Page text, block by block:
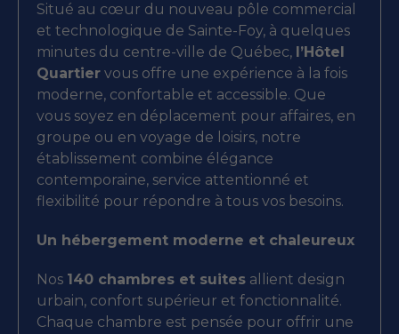
Situé au cœur du nouveau pôle commercial
et technologique de Sainte-Foy, à quelques
minutes du centre-ville de Québec, l’Hôtel
Quartier vous offre une expérience à la fois
moderne, confortable et accessible. Que
vous soyez en déplacement pour affaires, en
groupe ou en voyage de loisirs, notre
établissement combine élégance
contemporaine, service attentionné et
flexibilité pour répondre à tous vos besoins.
Un hébergement moderne et chaleureux
Nos 140 chambres et suites allient design
urbain, confort supérieur et fonctionnalité.
Chaque chambre est pensée pour offrir une